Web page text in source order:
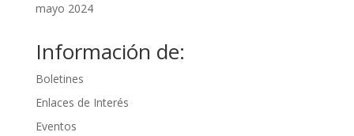
mayo 2024
Información de:
Boletines
Enlaces de Interés
Eventos